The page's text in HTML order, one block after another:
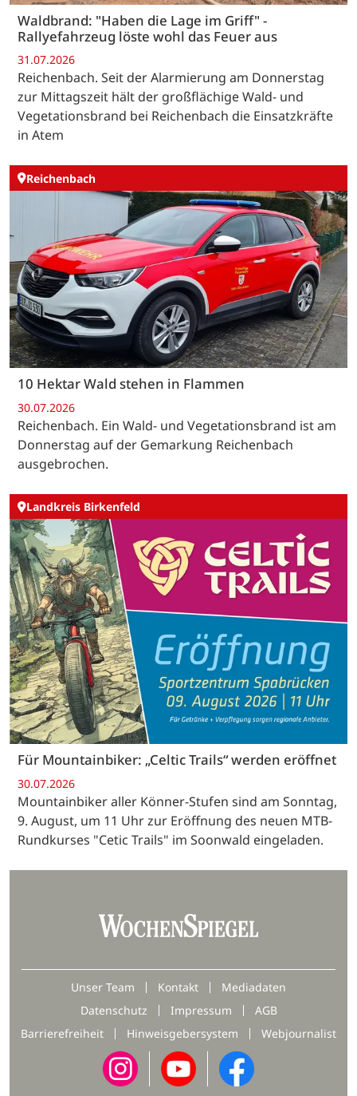
Waldbrand: "Haben die Lage im Griff" -
Rallyefahrzeug löste wohl das Feuer aus
31.07.2026
Reichenbach. Seit der Alarmierung am Donnerstag
zur Mittagszeit hält der großflächige Wald- und
Vegetationsbrand bei Reichenbach die Einsatzkräfte
in Atem
Reichenbach
10 Hektar Wald stehen in Flammen
30.07.2026
Reichenbach. Ein Wald- und Vegetationsbrand ist am
Donnerstag auf der Gemarkung Reichenbach
ausgebrochen.
Landkreis Birkenfeld
Für Mountainbiker: „Celtic Trails“ werden eröffnet
30.07.2026
Mountainbiker aller Könner-Stufen sind am Sonntag,
9. August, um 11 Uhr zur Eröffnung des neuen MTB-
Rundkurses "Cetic Trails" im Soonwald eingeladen.
Unser Team Kontakt
Mediadaten
Datenschutz
Impressum
AGB
Barrierefreiheit
Hinweisgebersystem Webjournalist